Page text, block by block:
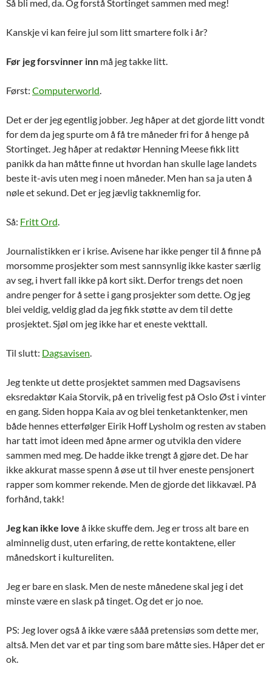
Så bli med, da. Og forstå Stortinget sammen med meg!
Kanskje vi kan feire jul som litt smartere folk i år?
Før jeg forsvinner inn må jeg takke litt.
Først: Computerworld.
Det er der jeg egentlig jobber. Jeg håper at det gjorde litt vondt
for dem da jeg spurte om å få tre måneder fri for å henge på
Stortinget. Jeg håper at redaktør Henning Meese fikk litt
panikk da han måtte finne ut hvordan han skulle lage landets
beste it-avis uten meg i noen måneder. Men han sa ja uten å
nøle et sekund. Det er jeg jævlig takknemlig for.
Så: Fritt Ord.
Journalistikken er i krise. Avisene har ikke penger til å finne på
morsomme prosjekter som mest sannsynlig ikke kaster særlig
av seg, i hvert fall ikke på kort sikt. Derfor trengs det noen
andre penger for å sette i gang prosjekter som dette. Og jeg
blei veldig, veldig glad da jeg fikk støtte av dem til dette
prosjektet. Sjøl om jeg ikke har et eneste vekttall.
Til slutt: Dagsavisen.
Jeg tenkte ut dette prosjektet sammen med Dagsavisens
eksredaktør Kaia Storvik, på en trivelig fest på Oslo Øst i vinter
en gang. Siden hoppa Kaia av og blei tenketanktenker, men
både hennes etterfølger Eirik Hoff Lysholm og resten av staben
har tatt imot ideen med åpne armer og utvikla den videre
sammen med meg. De hadde ikke trengt å gjøre det. De har
ikke akkurat masse spenn å øse ut til hver eneste pensjonert
rapper som kommer rekende. Men de gjorde det likkavæl. På
forhånd, takk!
Jeg kan ikke love å ikke skuffe dem. Jeg er tross alt bare en
alminnelig dust, uten erfaring, de rette kontaktene, eller
månedskort i kultureliten.
Jeg er bare en slask. Men de neste månedene skal jeg i det
minste være en slask på tinget. Og det er jo noe.
PS: Jeg lover også å ikke være sååå pretensiøs som dette mer,
altså. Men det var et par ting som bare måtte sies. Håper det er
ok.